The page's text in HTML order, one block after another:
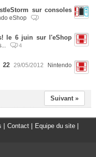
sur consoles
eShop
le 6 juin sur l'eShop
4
22 29/05/2012
Nintendo
Suivant »
Contact Equipe du site